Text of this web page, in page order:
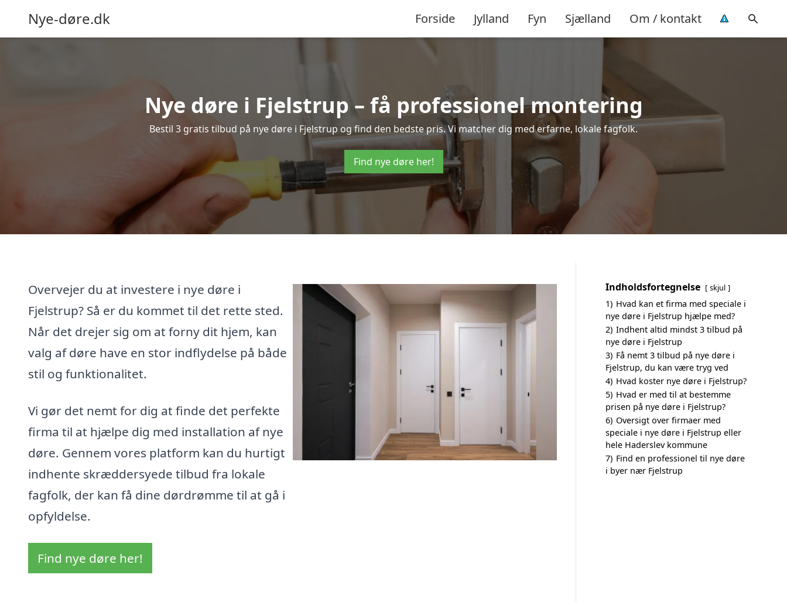
Nye-døre.dk Forside Jylland Fyn Sjælland Om / kontakt
Nye døre i Fjelstrup – få professionel montering
Bestil 3 gratis tilbud på nye døre i Fjelstrup og find den bedste pris. Vi matcher dig med erfarne, lokale fagfolk.
Find nye døre her!
Overvejer du at investere i nye døre i
Fjelstrup? Så er du kommet til det rette sted.
Når det drejer sig om at forny dit hjem, kan
valg af døre have en stor indflydelse på både
stil og funktionalitet.
Vi gør det nemt for dig at finde det perfekte
firma til at hjælpe dig med installation af nye
døre. Gennem vores platform kan du hurtigt
indhente skræddersyede tilbud fra lokale
fagfolk, der kan få dine dørdrømme til at gå i
opfyldelse.
Find nye døre her!
Indholdsfortegnelse skjul
1) Hvad kan et firma med speciale i
nye døre i Fjelstrup hjælpe med?
2) Indhent altid mindst 3 tilbud på
nye døre i Fjelstrup
3) Få nemt 3 tilbud på nye døre i
Fjelstrup, du kan være tryg ved
4) Hvad koster nye døre i Fjelstrup?
5) Hvad er med til at bestemme
prisen på nye døre i Fjelstrup?
6) Oversigt over firmaer med
speciale i nye døre i Fjelstrup eller
hele Haderslev kommune
7) Find en professionel til nye døre
i byer nær Fjelstrup